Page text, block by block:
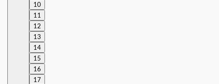
10
11
12
13
14
15
16
17